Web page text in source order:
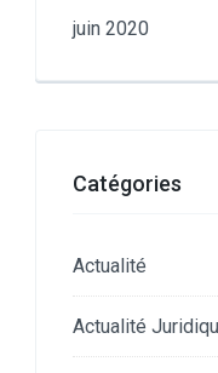
juin 2020
Catégories
Actualité
Actualité